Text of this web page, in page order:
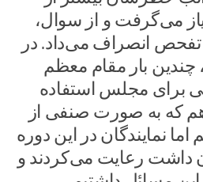
می‌گرفت و از سوال،
تفحص انصراف می‌داد. در
بار مقام معظم
برای مجلس استفاده
که به صورت صنفی از
اما نمایندگان در این دوره
داشت رعایت می‌کردند و